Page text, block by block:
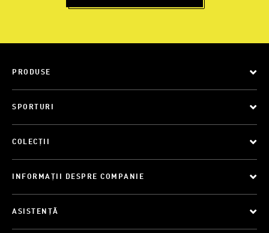
PRODUSE
SPORTURI
COLECȚII
INFORMAȚII DESPRE COMPANIE
ASISTENȚĂ